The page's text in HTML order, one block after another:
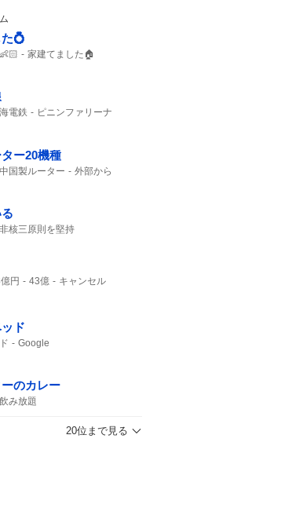
💍
家建てました🏠
電鉄 ピニンファリーナ
ー20機種
中国製ルーター
外部から
非核三原則を堅持
円 43億
キャンセル
ド
Google
のカレー
飲み放題
20位まで見る